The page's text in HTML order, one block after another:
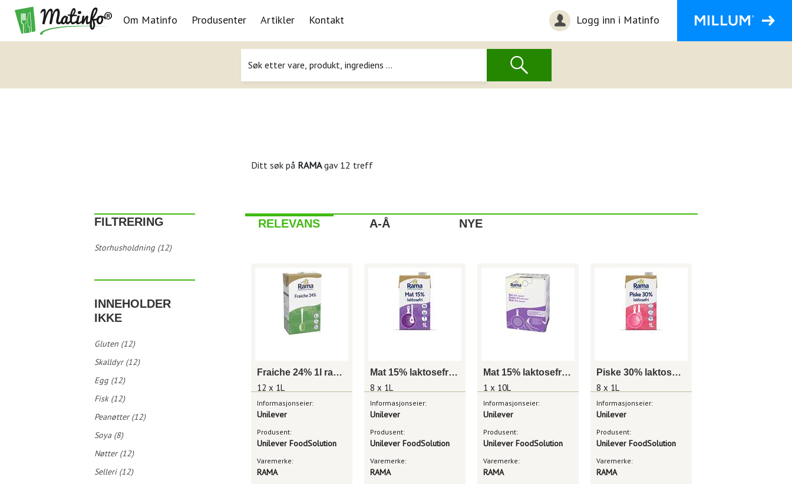
Navigasjon
Om Matinfo Produsenter Artikler Kontakt Logg inn i Matinfo
Ditt søk på RAMAgav 12 treff
FILTRERING
Storhusholdning (12)
INNEHOLDER
IKKE
Gluten (12)
Skalldyr (12)
Egg (12)
Fisk (12)
Peanøtter (12)
Soya (8)
Nøtter (12)
Selleri (12)
RELEVANS A-Å NYE
Fraiche 24% 1l rama professional
12 x 1L
Informasjonseier:
Unilever
Produsent:
Unilever FoodSolution
Varemerke:
RAMA
Mat 15% laktosefri 1l rama professional
8 x 1L
Informasjonseier:
Unilever
Produsent:
Unilever FoodSolution
Varemerke:
RAMA
Mat 15% laktosefri 10l bib rama professional
1 x 10L
Informasjonseier:
Unilever
Produsent:
Unilever FoodSolution
Varemerke:
RAMA
Piske 30% laktosefri 1l rama professional
8 x 1L
Informasjonseier:
Unilever
Produsent:
Unilever FoodSolution
Varemerke:
RAMA